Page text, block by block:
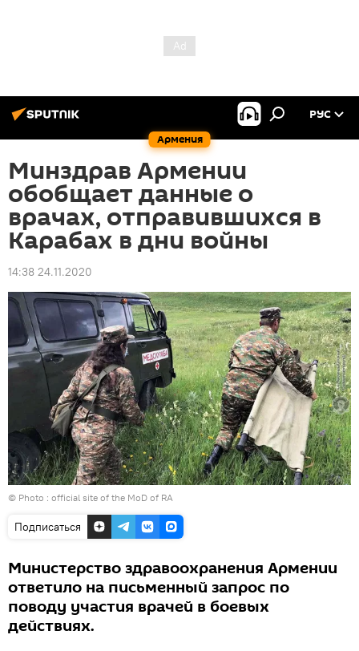
Армения
РУС
Минздрав Армении
обобщает данные о
врачах, отправившихся в
Карабах в дни войны
14:38 24.11.2020
© Photo : official site of the MoD of RA
Подписаться
Министерство здравоохранения Армении
ответило на письменный запрос по
поводу участия врачей в боевых
действиях.